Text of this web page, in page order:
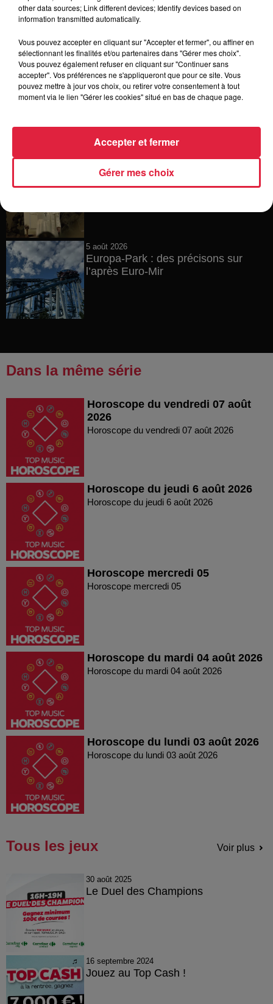
6 août 2026
Tags antisémites à Strasbourg :
Catherine Trautmann réagit
6 août 2026
Au zoo de Mulhouse : rencontre
Les dernières infos sur la venue du
pape à Metz en septembre
5 août 2026
Europa-Park : des précisons sur
l’après Euro-Mir
Dans la même série
Horoscope du vendredi 07 août
2026
Horoscope du vendredi 07 août 2026
Horoscope du jeudi 6 août 2026
Horoscope du jeudi 6 août 2026
Horoscope mercredi 05
Horoscope mercredi 05
Horoscope du mardi 04 août 2026
Horoscope du mardi 04 août 2026
Horoscope du lundi 03 août 2026
Horoscope du lundi 03 août 2026
Tous les jeux Voir plus
30 août 2025
Le Duel des Champions
16 septembre 2024
Jouez au Top Cash !
other data sources; Link different devices; Identify devices based on
information transmitted automatically.
Vous pouvez accepter en cliquant sur "Accepter et fermer", ou affiner en
sélectionnant les finalités et/ou partenaires dans "Gérer mes choix".
Vous pouvez également refuser en cliquant sur "Continuer sans
accepter". Vos préférences ne s'appliqueront que pour ce site. Vous
pouvez mettre à jour vos choix, ou retirer votre consentement à tout
moment via le lien "Gérer les cookies" situé en bas de chaque page.
Gérer mes choix
Accepter et fermer